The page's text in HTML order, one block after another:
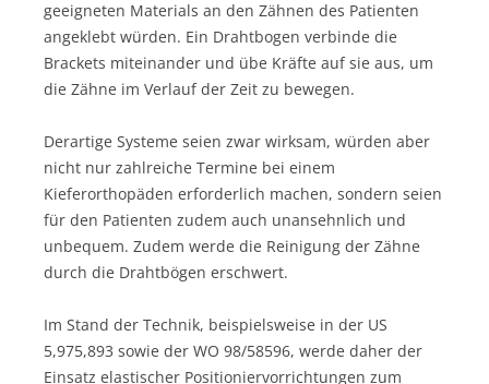
geeigneten Materials an den Zähnen des Patienten
angeklebt würden. Ein Drahtbogen verbinde die
Brackets miteinander und übe Kräfte auf sie aus, um
die Zähne im Verlauf der Zeit zu bewegen.
Derartige Systeme seien zwar wirksam, würden aber
nicht nur zahlreiche Termine bei einem
Kieferorthopäden erforderlich machen, sondern seien
für den Patienten zudem auch unansehnlich und
unbequem. Zudem werde die Reinigung der Zähne
durch die Drahtbögen erschwert.
Im Stand der Technik, beispielsweise in der US
5,975,893 sowie der WO 98/58596, werde daher der
Einsatz elastischer Positioniervorrichtungen zum